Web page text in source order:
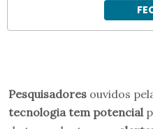
Pesquisadores ouvidos
tecnologia tem potencial